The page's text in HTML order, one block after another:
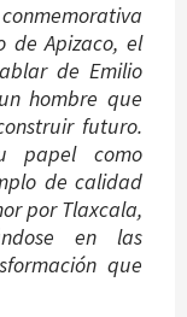
de Apizaco, el
de Emilio
hombre que
futuro.
papel como
de calidad
por Tlaxcala,
en las
que